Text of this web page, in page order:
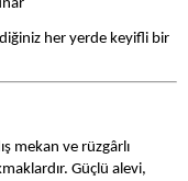
her yerde keyifli bir
mekan ve rüzgârlı
Güçlü alevi,